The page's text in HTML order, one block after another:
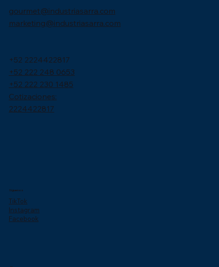
gourmet@industriasarra.com
marketing@industriasarra.com
+52 2224422817
+52 222 248 0653
+52 222 230 1485
Cotizaciones:
2224422817
Síguenos
TikTok
Instagram
Facebook